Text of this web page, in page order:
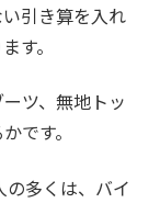
引き算を入れ
す。
ツ、無地トッ
です。
多くは、バイ